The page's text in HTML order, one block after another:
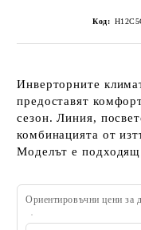
Код:
Инверторните
предоставят
сезон. Линия,
комбинацията от
Моделът е
Ориентировъчни цени за